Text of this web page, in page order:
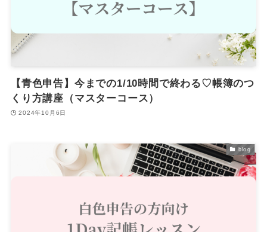
【青色申告】今までの1/10時間で終わる♡帳簿のつ
くり方講座（マスターコース）
2024年10月6日
blog